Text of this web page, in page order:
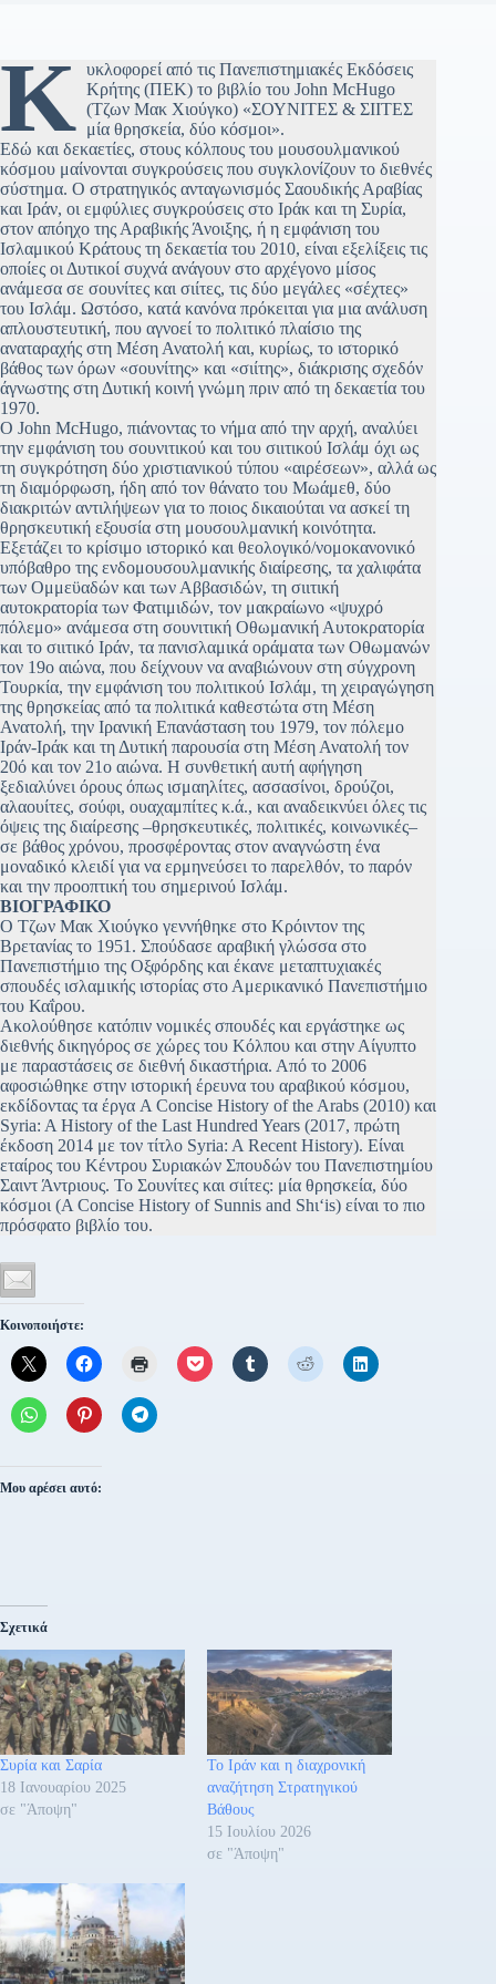
Κ υκλοφορεί από τις Πανεπιστημιακές Εκδόσεις
Κρήτης (ΠΕΚ) το βιβλίο του John McHugo
(Τζων Μακ Χιούγκο) «ΣΟΥΝΙΤΕΣ & ΣΙΙΤΕΣ
μία θρησκεία, δύο κόσμοι».
Εδώ και δεκαετίες, στους κόλπους του μουσουλμανικού
κόσμου μαίνονται συγκρούσεις που συγκλονίζουν το διεθνές
σύστημα. Ο στρατηγικός ανταγωνισμός Σαουδικής Αραβίας
και Ιράν, οι εμφύλιες συγκρούσεις στο Ιράκ και τη Συρία,
στον απόηχο της Αραβικής Άνοιξης, ή η εμφάνιση του
Ισλαμικού Κράτους τη δεκαετία του 2010, είναι εξελίξεις τις
οποίες οι Δυτικοί συχνά ανάγουν στο αρχέγονο μίσος
ανάμεσα σε σουνίτες και σιίτες, τις δύο μεγάλες «σέχτες»
του Ισλάμ. Ωστόσο, κατά κανόνα πρόκειται για μια ανάλυση
απλουστευτική, που αγνοεί το πολιτικό πλαίσιο της
αναταραχής στη Μέση Ανατολή και, κυρίως, το ιστορικό
βάθος των όρων «σουνίτης» και «σιίτης», διάκρισης σχεδόν
άγνωστης στη Δυτική κοινή γνώμη πριν από τη δεκαετία του
1970.
Ο John McHugo, πιάνοντας το νήμα από την αρχή, αναλύει
την εμφάνιση του σουνιτικού και του σιιτικού Ισλάμ όχι ως
τη συγκρότηση δύο χριστιανικού τύπου «αιρέσεων», αλλά ως
τη διαμόρφωση, ήδη από τον θάνατο του Μωάμεθ, δύο
διακριτών αντιλήψεων για το ποιος δικαιούται να ασκεί τη
θρησκευτική εξουσία στη μουσουλμανική κοινότητα.
Εξετάζει το κρίσιμο ιστορικό και θεολογικό/νομοκανονικό
υπόβαθρο της ενδομουσουλμανικής διαίρεσης, τα χαλιφάτα
των Ομμεϋαδών και των Αββασιδών, τη σιιτική
αυτοκρατορία των Φατιμιδών, τον μακραίωνο «ψυχρό
πόλεμο» ανάμεσα στη σουνιτική Οθωμανική Αυτοκρατορία
και το σιιτικό Ιράν, τα πανισλαμικά οράματα των Οθωμανών
τον 19ο αιώνα, που δείχνουν να αναβιώνουν στη σύγχρονη
Τουρκία, την εμφάνιση του πολιτικού Ισλάμ, τη χειραγώγηση
της θρησκείας από τα πολιτικά καθεστώτα στη Μέση
Ανατολή, την Ιρανική Επανάσταση του 1979, τον πόλεμο
Ιράν-Ιράκ και τη Δυτική παρουσία στη Μέση Ανατολή τον
20ό και τον 21ο αιώνα. Η συνθετική αυτή αφήγηση
ξεδιαλύνει όρους όπως ισμαηλίτες, ασσασίνοι, δρούζοι,
αλαουίτες, σούφι, ουαχαμπίτες κ.ά., και αναδεικνύει όλες τις
όψεις της διαίρεσης –θρησκευτικές, πολιτικές, κοινωνικές–
σε βάθος χρόνου, προσφέροντας στον αναγνώστη ένα
μοναδικό κλειδί για να ερμηνεύσει το παρελθόν, το παρόν
και την προοπτική του σημερινού Ισλάμ.
ΒΙΟΓΡΑΦΙΚΟ
Ο Τζων Μακ Χιούγκο γεννήθηκε στο Κρόιντον της
Βρετανίας το 1951. Σπούδασε αραβική γλώσσα στο
Πανεπιστήμιο της Οξφόρδης και έκανε μεταπτυχιακές
σπουδές ισλαμικής ιστορίας στο Αμερικανικό Πανεπιστήμιο
του Καΐρου.
Ακολούθησε κατόπιν νομικές σπουδές και εργάστηκε ως
διεθνής δικηγόρος σε χώρες του Κόλπου και στην Αίγυπτο
με παραστάσεις σε διεθνή δικαστήρια. Από το 2006
αφοσιώθηκε στην ιστορική έρευνα του αραβικού κόσμου,
εκδίδοντας τα έργα A Concise History of the Arabs (2010) και
Syria: A History of the Last Hundred Years (2017, πρώτη
έκδοση 2014 με τον τίτλο Syria: A Recent History). Είναι
εταίρος του Κέντρου Συριακών Σπουδών του Πανεπιστημίου
Σαιντ Άντριους. To Σουνίτες και σιίτες: μία θρησκεία, δύο
κόσμοι (A Concise History of Sunnis and Shι‘is) είναι το πιο
πρόσφατο βιβλίο του.
Κοινοποιήστε:
Μου αρέσει αυτό:
Σχετικά
Συρία και Σαρία
18 Ιανουαρίου 2025
σε "Άποψη"
Το Ιράν και η διαχρονική
αναζήτηση Στρατηγικού
Βάθους
15 Ιουλίου 2026
σε "Άποψη"